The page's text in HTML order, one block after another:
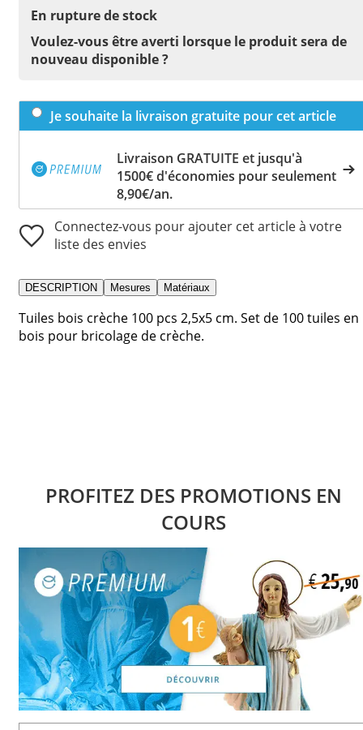
En rupture de stock
Voulez-vous être averti lorsque le produit sera de
nouveau disponible ?
Je souhaite la livraison gratuite pour cet article
Livraison GRATUITE et jusqu'à
1500€ d'économies pour seulement
8,90€/an.
Connectez-vous pour ajouter cet article à votre
liste des envies
DESCRIPTION Mesures Matériaux
Tuiles bois crèche 100 pcs 2,5x5 cm. Set de 100 tuiles en
bois pour bricolage de crèche.
PROFITEZ DES PROMOTIONS EN
COURS